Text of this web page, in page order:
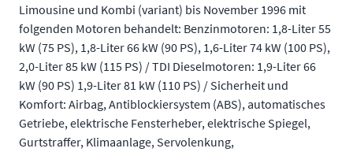
Limousine und Kombi (variant) bis November 1996 mit
folgenden Motoren behandelt: Benzinmotoren: 1,8-Liter 55
kW (75 PS), 1,8-Liter 66 kW (90 PS), 1,6-Liter 74 kW (100 PS),
2,0-Liter 85 kW (115 PS) / TDI Dieselmotoren: 1,9-Liter 66
kW (90 PS) 1,9-Liter 81 kW (110 PS) / Sicherheit und
Komfort: Airbag, Antiblockiersystem (ABS), automatisches
Getriebe, elektrische Fensterheber, elektrische Spiegel,
Gurtstraffer, Klimaanlage, Servolenkung,